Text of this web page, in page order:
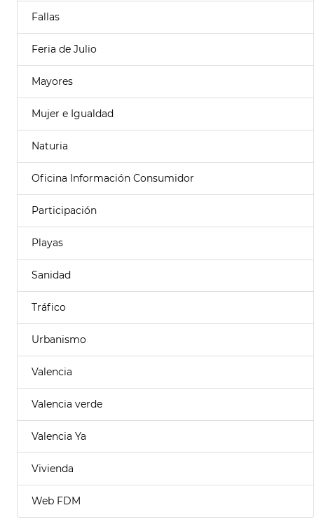
Fallas
Feria de Julio
Mayores
Mujer e Igualdad
Naturia
Oficina Información Consumidor
Participación
Playas
Sanidad
Tráfico
Urbanismo
Valencia
Valencia verde
Valencia Ya
Vivienda
Web FDM